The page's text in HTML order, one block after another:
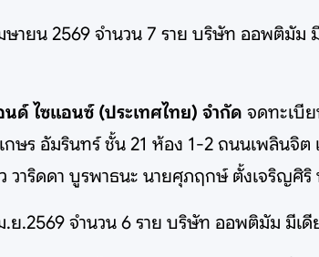
ายน 2569 จำนวน 7 ราย บริษัท ออพติมัม
ด์ ไซแอนซ์ (ประเทศไทย) จำกัด จดทะเบี
กษร อัมรินทร์ ชั้น 21 ห้อง 1-2 ถนนเพลินจิ
วาริดดา บูรพาธนะ นายศุภฤกษ์ ตั้งเจริญศิริ
ย.2569 จำนวน 6 ราย บริษัท ออพติมัม มีเ